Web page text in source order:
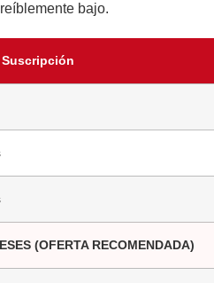
bajo.
Suscripción
(OFERTA RECOMENDADA)